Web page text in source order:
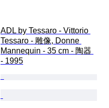
ADL by Tessaro - Vittorio
Tessaro - 雕像, Donne
Mannequin - 35 cm - 陶器
- 1995